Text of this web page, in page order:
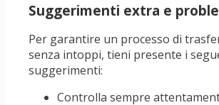
Suggerimenti extra e
Per garantire un processo di
senza intoppi, tieni presente i
suggerimenti:
Controlla sempre